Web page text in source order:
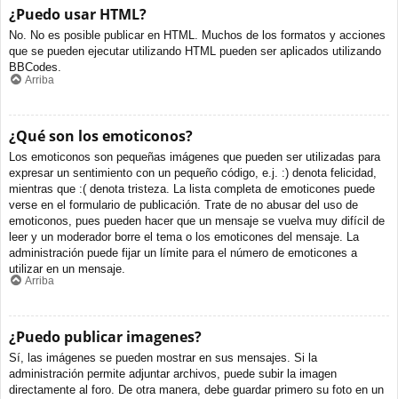
¿Puedo usar HTML?
No. No es posible publicar en HTML. Muchos de los formatos y acciones
que se pueden ejecutar utilizando HTML pueden ser aplicados utilizando
BBCodes.
Arriba
¿Qué son los emoticonos?
Los emoticonos son pequeñas imágenes que pueden ser utilizadas para
expresar un sentimiento con un pequeño código, e.j. :) denota felicidad,
mientras que :( denota tristeza. La lista completa de emoticones puede
verse en el formulario de publicación. Trate de no abusar del uso de
emoticonos, pues pueden hacer que un mensaje se vuelva muy difícil de
leer y un moderador borre el tema o los emoticones del mensaje. La
administración puede fijar un límite para el número de emoticones a
utilizar en un mensaje.
Arriba
¿Puedo publicar imagenes?
Sí, las imágenes se pueden mostrar en sus mensajes. Si la
administración permite adjuntar archivos, puede subir la imagen
directamente al foro. De otra manera, debe guardar primero su foto en un